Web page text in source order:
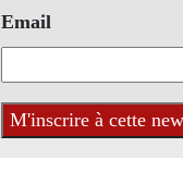
Email